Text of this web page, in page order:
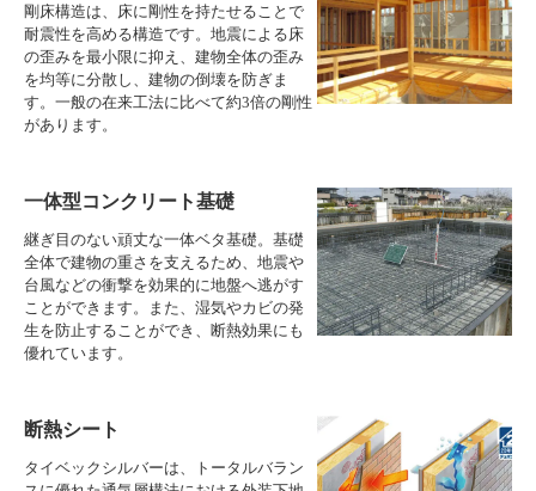
剛床構造は、床に剛性を持たせることで
耐震性を高める構造です。地震による床
の歪みを最小限に抑え、建物全体の歪み
を均等に分散し、建物の倒壊を防ぎま
す。一般の在来工法に比べて約3倍の剛性
があります。
一体型コンクリート基礎
継ぎ目のない頑丈な一体ベタ基礎。基礎
全体で建物の重さを支えるため、地震や
台風などの衝撃を効果的に地盤へ逃がす
ことができます。また、湿気やカビの発
生を防止することができ、断熱効果にも
優れています。
断熱シート
タイベックシルバーは、トータルバラン